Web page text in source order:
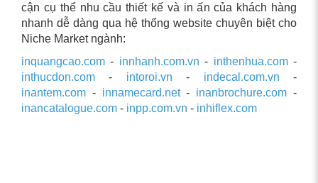
cận cụ thể nhu cầu thiết kế và in ấn của khách hàng
nhanh dễ dàng qua hệ thống website chuyên biệt cho
Niche Market ngành:
inquangcao.com - innhanh.com.vn - inthenhua.com-
inthucdon.com - intoroi.vn - indecal.com.vn -
inantem.com - innamecard.net- inanbrochure.com -
inancatalogue.com - inpp.com.vn - inhiflex.com